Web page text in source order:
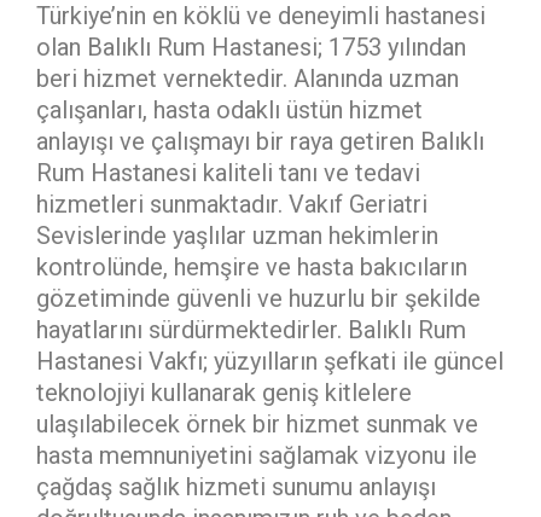
Türkiye’nin en köklü ve deneyimli hastanesi
olan Balıklı Rum Hastanesi; 1753 yılından
beri hizmet vernektedir. Alanında uzman
çalışanları, hasta odaklı üstün hizmet
anlayışı ve çalışmayı bir raya getiren Balıklı
Rum Hastanesi kaliteli tanı ve tedavi
hizmetleri sunmaktadır. Vakıf Geriatri
Sevislerinde yaşlılar uzman hekimlerin
kontrolünde, hemşire ve hasta bakıcıların
gözetiminde güvenli ve huzurlu bir şekilde
hayatlarını sürdürmektedirler. Balıklı Rum
Hastanesi Vakfı; yüzyılların şefkati ile güncel
teknolojiyi kullanarak geniş kitlelere
ulaşılabilecek örnek bir hizmet sunmak ve
hasta memnuniyetini sağlamak vizyonu ile
çağdaş sağlık hizmeti sunumu anlayışı